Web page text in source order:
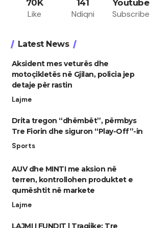
70K
Like
141
Ndiqni
Youtube
Subscribe
Latest News
Aksident mes veturës dhe
motoçikletës në Gjilan, policia jep
detaje për rastin
Lajme
Drita tregon “dhëmbët”, përmbys
Tre Fiorin dhe siguron “Play-Off”-in
Sports
AUV dhe MINTI me aksion në
terren, kontrollohen produktet e
qumështit në markete
Lajme
LAJMI I FUNDIT | Tragjike: Tre